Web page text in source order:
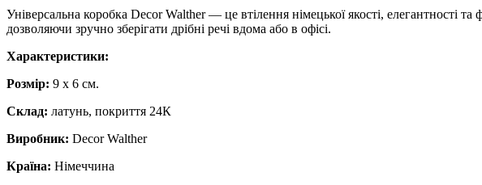
Універсальна коробка Decor Walther — це втілення німецької якості, елегантності
дозволяючи зручно зберігати дрібні речі вдома або в офісі.
Характеристики:
Розмір: 9 x 6 cм.
Склад: латунь, покриття 24К
Виробник: Decor Walther
Країна: Німеччина